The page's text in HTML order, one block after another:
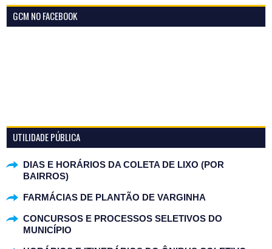
GCM NO FACEBOOK
UTILIDADE PÚBLICA
DIAS E HORÁRIOS DA COLETA DE LIXO (POR
BAIRROS)
FARMÁCIAS DE PLANTÃO DE VARGINHA
CONCURSOS E PROCESSOS SELETIVOS DO
MUNICÍPIO